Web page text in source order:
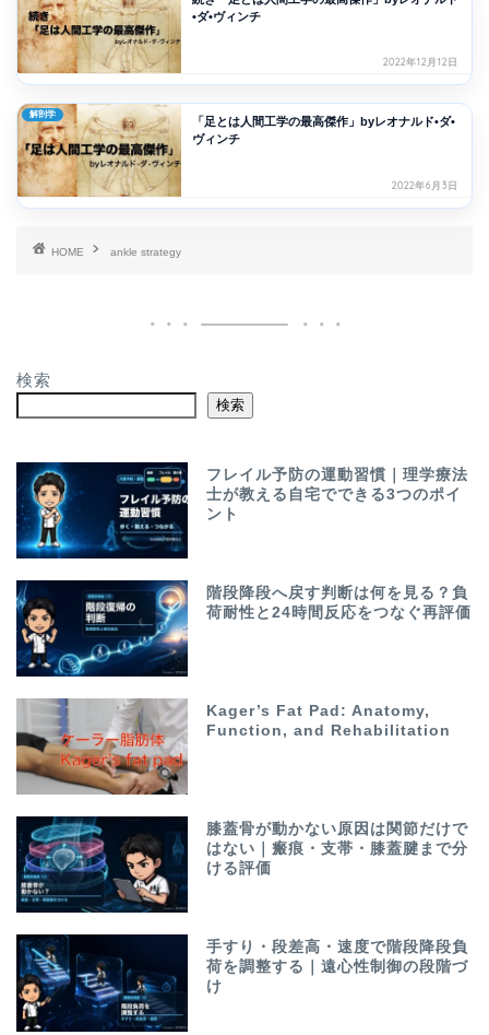
•ダ•ヴィンチ
2022年12月12日
解剖学
「足とは人間工学の最高傑作」byレオナルド•ダ•
ヴィンチ
2022年6月3日
HOME ankle strategy
検索
検索
フレイル予防の運動習慣｜理学療法
士が教える自宅でできる3つのポイ
ント
階段降段へ戻す判断は何を見る？負
荷耐性と24時間反応をつなぐ再評価
Kager’s Fat Pad: Anatomy,
Function, and Rehabilitation
膝蓋骨が動かない原因は関節だけで
はない｜瘢痕・支帯・膝蓋腱まで分
ける評価
手すり・段差高・速度で階段降段負
荷を調整する｜遠心性制御の段階づ
け